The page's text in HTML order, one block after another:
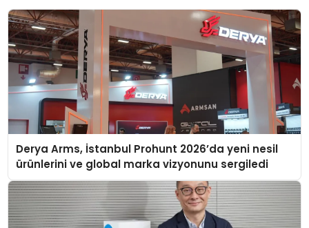
Derya Arms, İstanbul Prohunt 2026’da yeni nesil
ürünlerini ve global marka vizyonunu sergiledi